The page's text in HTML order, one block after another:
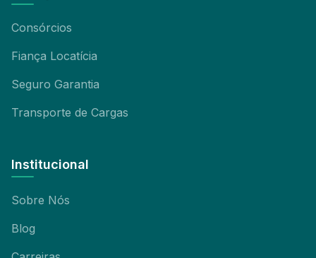
Consórcios
Fiança Locatícia
Seguro Garantia
Transporte de Cargas
Institucional
Sobre Nós
Blog